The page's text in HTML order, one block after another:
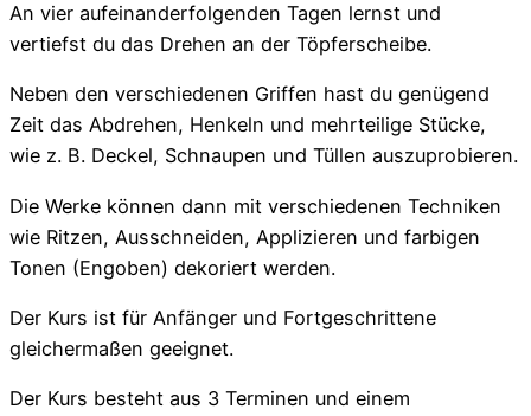
An vier aufeinanderfolgenden Tagen lernst und
vertiefst du das Drehen an der Töpferscheibe.
Neben den verschiedenen Griffen hast du genügend
Zeit das Abdrehen, Henkeln und mehrteilige Stücke,
wie z. B. Deckel, Schnaupen und Tüllen auszuprobieren.
Die Werke können dann mit verschiedenen Techniken
wie Ritzen, Ausschneiden, Applizieren und farbigen
Tonen (Engoben) dekoriert werden.
Der Kurs ist für Anfänger und Fortgeschrittene
gleichermaßen geeignet.
Der Kurs besteht aus 3 Terminen und einem